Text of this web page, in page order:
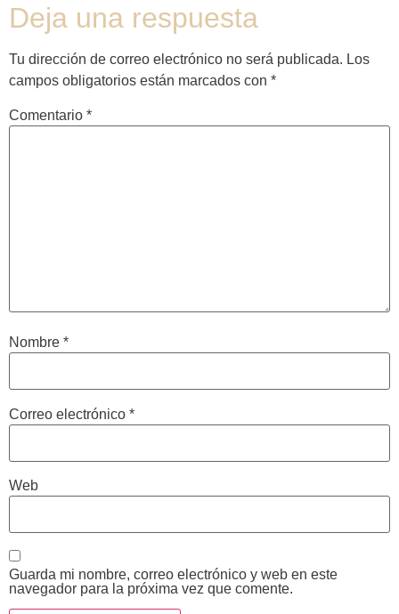
Deja una respuesta
Tu dirección de correo electrónico no será publicada. Los
campos obligatorios están marcados con *
Comentario *
Nombre *
Correo electrónico *
Web
Guarda mi nombre, correo electrónico y web en este
navegador para la próxima vez que comente.